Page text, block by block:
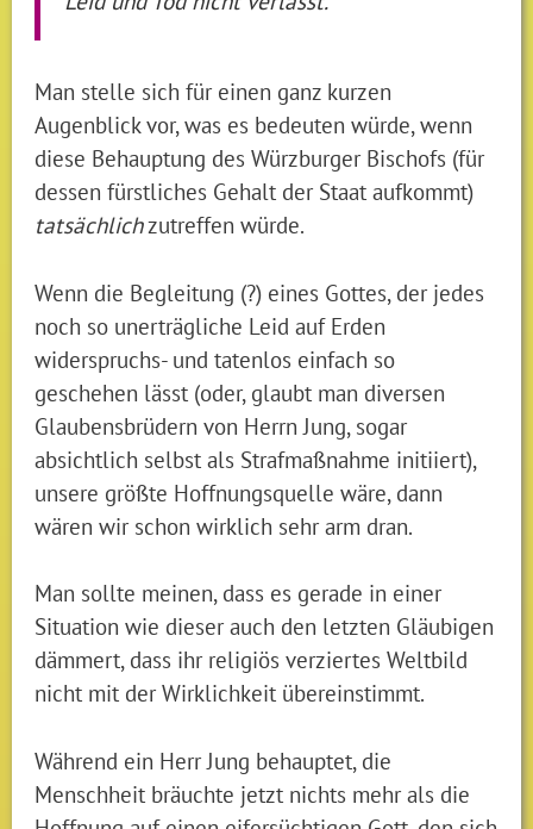
Man stelle sich für einen ganz kurzen
Augenblick vor, was es bedeuten würde, wenn
diese Behauptung des Würzburger Bischofs (für
dessen fürstliches Gehalt der Staat aufkommt)
tatsächlichzutreffen würde.
Wenn die Begleitung (?) eines Gottes, der jedes
noch so unerträgliche Leid auf Erden
widerspruchs- und tatenlos einfach so
geschehen lässt (oder, glaubt man diversen
Glaubensbrüdern von Herrn Jung, sogar
absichtlich selbst als Strafmaßnahme initiiert),
unsere größte Hoffnungsquelle wäre, dann
wären wir schon wirklich sehr arm dran.
Man sollte meinen, dass es gerade in einer
Situation wie dieser auch den letzten Gläubigen
dämmert, dass ihr religiös verziertes Weltbild
nicht mit der Wirklichkeit übereinstimmt.
Während ein Herr Jung behauptet, die
Menschheit bräuchte jetzt nichts mehr als die